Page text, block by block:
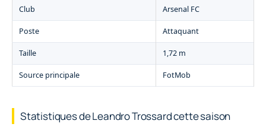
Club Arsenal FC
Poste Attaquant
Taille 1,72 m
Source principale FotMob
Statistiques de Leandro Trossard cette saison